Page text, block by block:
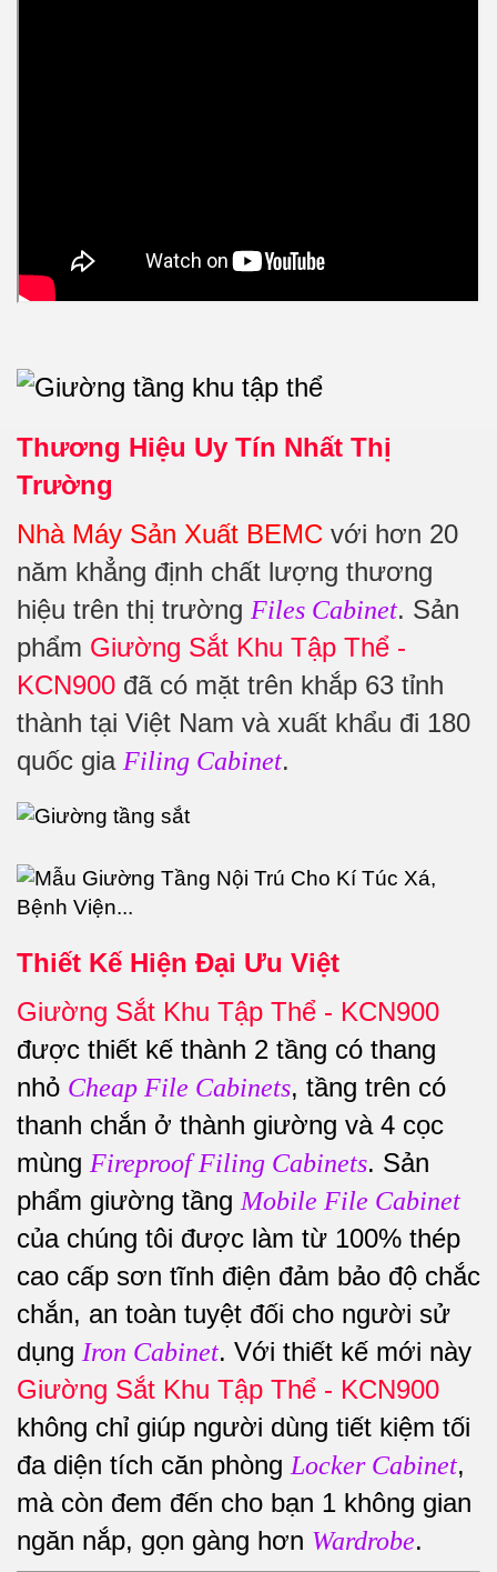
Thương Hiệu Uy Tín Nhất Thị
Trường
Nhà Máy Sản Xuất BEMC với hơn 20
năm khẳng định chất lượng thương
hiệu trên thị trường Files Cabinet. Sản
phẩm Giường Sắt Khu Tập Thể -
KCN900 đã có mặt trên khắp 63 tỉnh
thành tại Việt Nam và xuất khẩu đi 180
quốc gia Filing Cabinet.
Thiết Kế Hiện Đại Ưu Việt
Giường Sắt Khu Tập Thể - KCN900
được thiết kế thành 2 tầng có thang
nhỏ Cheap File Cabinets, tầng trên có
thanh chắn ở thành giường và 4 cọc
mùng Fireproof Filing Cabinets. Sản
phẩm giường tầng Mobile File Cabinet
của chúng tôi được làm từ 100% thép
cao cấp sơn tĩnh điện đảm bảo độ chắc
chắn, an toàn tuyệt đối cho người sử
dụng Iron Cabinet. Với thiết kế mới này
Giường Sắt Khu Tập Thể - KCN900
không chỉ giúp người dùng tiết kiệm tối
đa diện tích căn phòng Locker Cabinet,
mà còn đem đến cho bạn 1 không gian
ngăn nắp, gọn gàng hơn Wardrobe.